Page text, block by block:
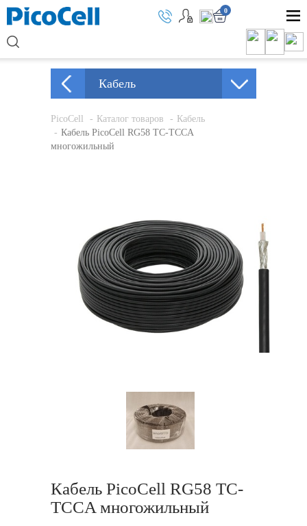
0
Кабель
PicoCell Каталог товаров
Кабель
Кабель PicoCell RG58 TC-TCCA
многожильный
Кабель PicoCell RG58 TC-
TCCA многожильный